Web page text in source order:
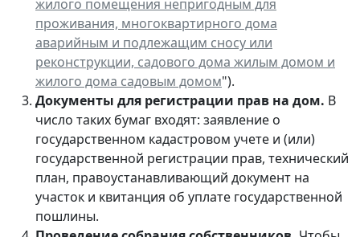
жилого помещения непригодным для
проживания, многоквартирного дома
аварийным и подлежащим сносу или
реконструкции, садового дома жилым домом и
жилого дома садовым домом").
Документы для регистрации прав на дом. В
число таких бумаг входят: заявление о
государственном кадастровом учете и (или)
государственной регистрации прав, технический
план, правоустанавливающий документ на
участок и квитанция об уплате государственной
пошлины.